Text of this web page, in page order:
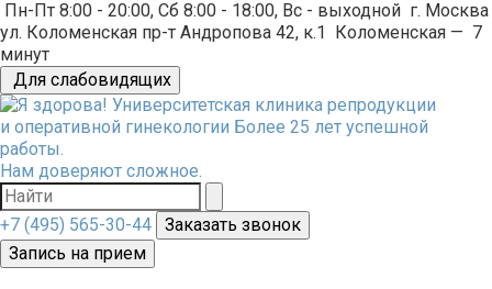
Пн-Пт 8:00 - 20:00, Сб 8:00 - 18:00, Вс - выходной г. Москва
ул. Коломенская пр-т Андропова 42, к.1 Коломенская — 7
минут
Для слабовидящих
Университетская клиника репродукции
и оперативной гинекологии Более 25 лет успешной
работы.
Нам доверяют сложное.
+7 (495) 565-30-44
Заказать звонок
Запись на прием